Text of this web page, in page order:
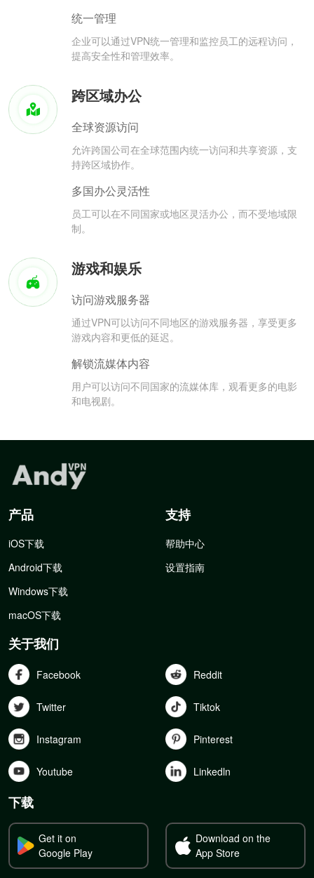
统一管理
企业可以通过VPN统一管理和监控员工的远程访问，
提高安全性和管理效率。
跨区域办公
全球资源访问
允许跨国公司在全球范围内统一访问和共享资源，支
持跨区域协作。
多国办公灵活性
员工可以在不同国家或地区灵活办公，而不受地域限
制。
游戏和娱乐
访问游戏服务器
通过VPN可以访问不同地区的游戏服务器，享受更多
游戏内容和更低的延迟。
解锁流媒体内容
用户可以访问不同国家的流媒体库，观看更多的电影
和电视剧。
产品
iOS下载
Android下载
Windows下载
macOS下载
支持
帮助中心
设置指南
关于我们
Facebook Reddit
Twitter Tiktok
Instagram Pinterest
Youtube Linkedln
下载
Get it on
Google Play
Download on the
App Store